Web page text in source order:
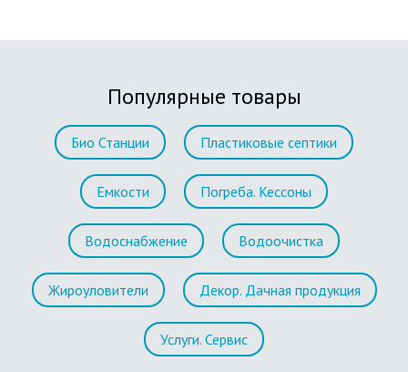
Популярные товары
Био Станции Пластиковые септики
Емкости Погреба. Кессоны
Водоснабжение Водоочистка
Жироуловители Декор. Дачная продукция
Услуги. Сервис